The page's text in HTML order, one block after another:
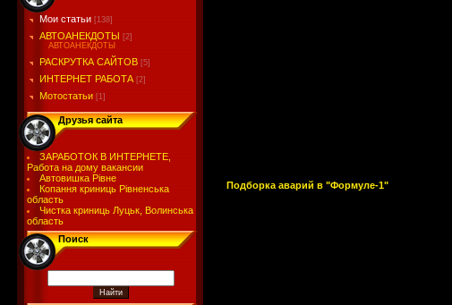
Мои статьи [138]
АВТОАНЕКДОТЫ [2]
АВТОАНЕКДОТЫ
РАСКРУТКА САЙТОВ [5]
ИНТЕРНЕТ РАБОТА [2]
Мотостатьи [1]
Друзья сайта
ЗАРАБОТОК В ИНТЕРНЕТЕ,
Работа на дому вакансии
Автовишка Рівне
Копання криниць Рівненська
область
Чистка криниць Луцьк, Волинська
область
Поиск
Подборка аварий в "Формуле-1"